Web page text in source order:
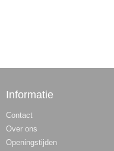
Informatie
Contact
Over ons
Openingstijden